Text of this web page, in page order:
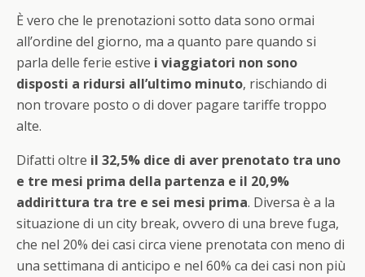
È vero che le prenotazioni sotto data sono ormai
all’ordine del giorno, ma a quanto pare quando si
parla delle ferie estive i viaggiatori non sono
disposti a ridursi all’ultimo minuto, rischiando di
non trovare posto o di dover pagare tariffe troppo
alte.
Difatti oltre il 32,5% dice di aver prenotato tra uno
e tre mesi prima della partenza e il 20,9%
addirittura tra tre e sei mesi prima. Diversa è a la
situazione di un city break, ovvero di una breve fuga,
che nel 20% dei casi circa viene prenotata con meno di
una settimana di anticipo e nel 60% ca dei casi non più